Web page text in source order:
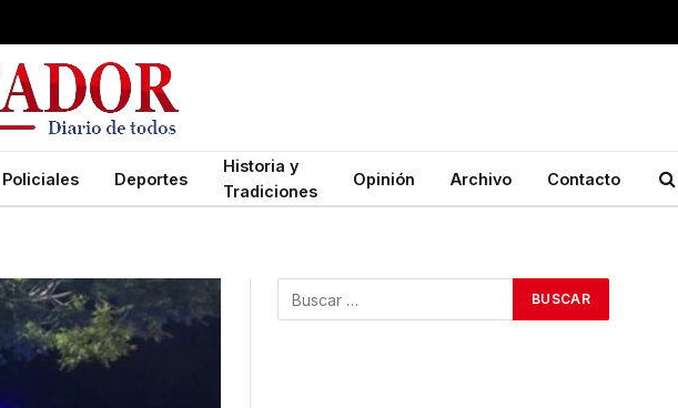
Policiales Deportes
Historia y
Tradiciones
Opinión Archivo Contacto